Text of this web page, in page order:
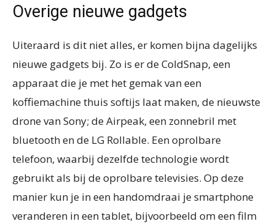
Overige nieuwe gadgets
Uiteraard is dit niet alles, er komen bijna dagelijks
nieuwe gadgets bij. Zo is er de ColdSnap, een
apparaat die je met het gemak van een
koffiemachine thuis softijs laat maken, de nieuwste
drone van Sony; de Airpeak, een zonnebril met
bluetooth en de LG Rollable. Een oprolbare
telefoon, waarbij dezelfde technologie wordt
gebruikt als bij de oprolbare televisies. Op deze
manier kun je in een handomdraai je smartphone
veranderen in een tablet, bijvoorbeeld om een film